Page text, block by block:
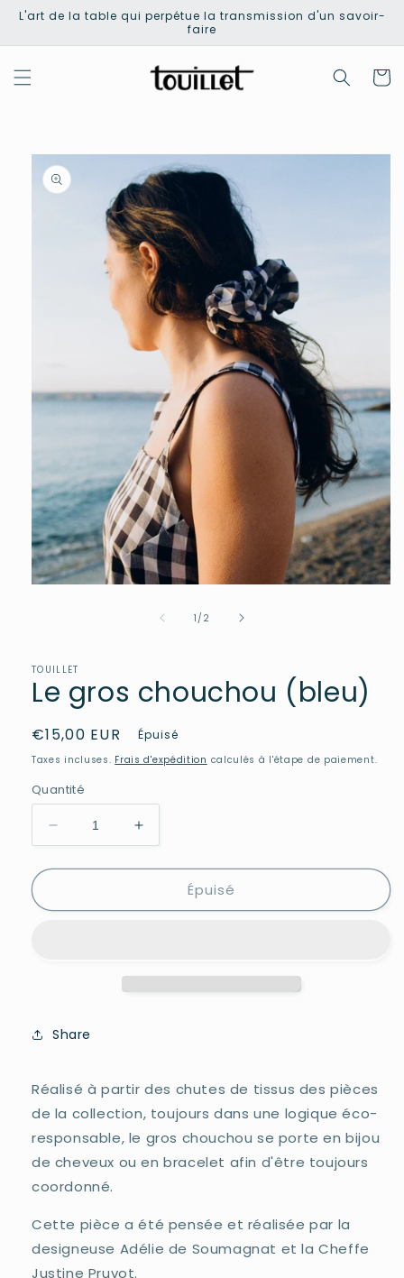
passer
contenu
L'art de la table qui perpétue la transmission d'un savoir-
faire
Panier
Passer aux
informations
produits
fenêtre
modale
1 /de2
TOUILLET
Le gros chouchou (bleu)
Prix
habituel
€15,00 EUR Épuisé
Taxes incluses. Frais d'expédition calculés à l'étape de paiement.
Quantité
Réduire
la
quantité
Le
Augmenter
la
quantité
Le
Épuisé
Share
Réalisé à partir des chutes de tissus des pièces
de la collection, toujours dans une logique éco-
responsable, le gros chouchou se porte en bijou
de cheveux ou en bracelet afin d'être toujours
coordonné.
Cette pièce a été pensée et réalisée par la
designeuse Adélie de Soumagnat et la Cheffe
Justine Pruvot.